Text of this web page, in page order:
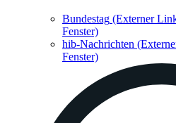
Bundestag (Externer
Fenster)
hib-Nachrichten
Fenster)